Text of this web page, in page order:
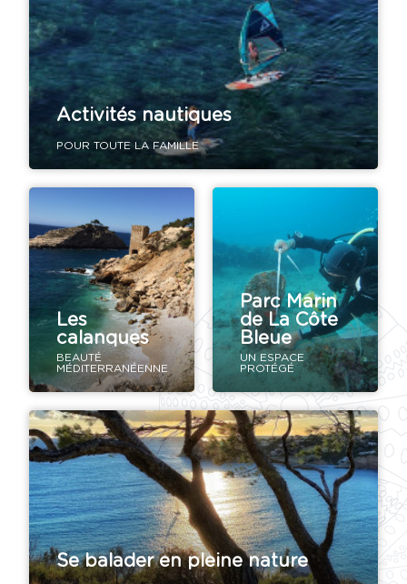
POUR TOUTE LA FAMILLE
Activités nautiques
BEAUTÉ
MÉDITERRANÉENNE
Les
calanques
UN ESPACE
PROTÉGÉ
Parc Marin
de La Côte
Bleue
Se balader en pleine nature